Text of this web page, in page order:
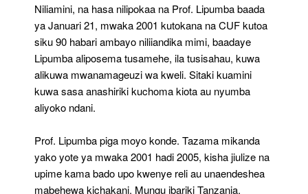
Niliamini, na hasa nilipokaa na Prof. Lipumba baada
ya Januari 21, mwaka 2001 kutokana na CUF kutoa
siku 90 habari ambayo niliiandika mimi, baadaye
Lipumba aliposema tusamehe, ila tusisahau, kuwa
alikuwa mwanamageuzi wa kweli. Sitaki kuamini
kuwa sasa anashiriki kuchoma kiota au nyumba
aliyoko ndani.
Prof. Lipumba piga moyo konde. Tazama mikanda
yako yote ya mwaka 2001 hadi 2005, kisha jiulize na
upime kama bado upo kwenye reli au unaendeshea
mabehewa kichakani. Mungu ibariki Tanzania,